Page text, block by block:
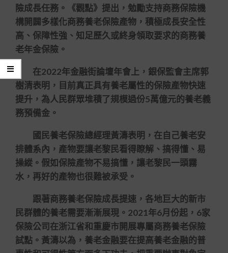
險成長任務。《觀點》提出，勉勵支持商務保險機
構開闢多樣化商務養老保險產物，積極成長安全性
高、保障性強、知足歷久或終身領取要求的商務養
老年金保險。
在2022年金融街論壇年會上，銀保監會主席郭
樹清表明，目前真正具有養老屬性的保險產物快速
提升，為人民群眾堆積了規模過份5萬億元的養老義
務預備金。
國民養老保險總經理黃濤表明，在自己養老安
排體系內，產物要讓老黎民看得瞭解、搞得懂、易
操縱。假如保險產物不易搞懂，讓老黎民一頭霧
水，再好的產物也很難被承受。
跟著商務養老保險成長提速，各地巨大的新市
民群體的養老需要漸漸展現。2021年6月份起，6家
保險公司在浙江省和重慶市開展專屬商務養老保險
試點。黃濤以為，養老金融要在提高養老金融的普